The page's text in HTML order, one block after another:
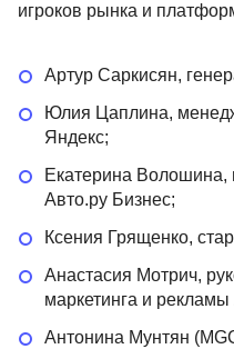
игроков рынка и
Артур Саркисян,
Юлия Цаплина,
Яндекс;
Екатерина Волошина,
Авто.ру Бизнес;
Ксения Грященко,
Анастасия Мотрич,
маркетинга и
Антонина Мунтян